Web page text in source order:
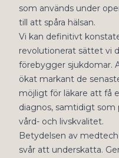
som används under
till att spåra hälsan.
Vi kan definitivt
revolutionerat sättet vi
förebygger sjukdomar.
ökat markant de
möjligt för läkare att få
diagnos, samtidigt
vård- och livskvalitet.
Betydelsen av
svår att underskatta.